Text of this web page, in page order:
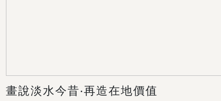
畫說淡水今昔‧再造在地價值